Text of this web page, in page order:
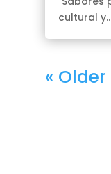
cultural
«